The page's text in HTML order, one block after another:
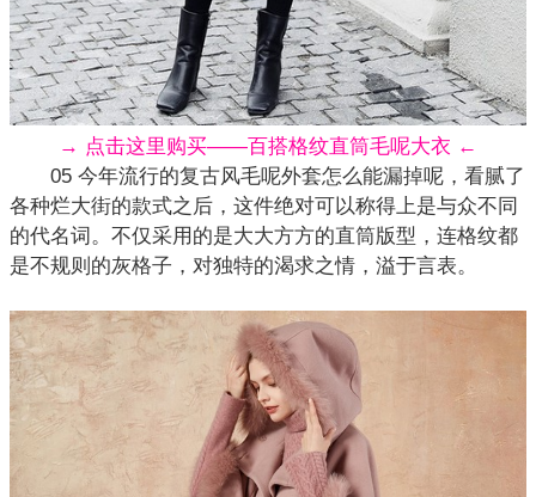
→ 点击这里购买——百搭格纹直筒毛呢大衣 ←
05 今年流行的复古风毛呢外套怎么能漏掉呢，看腻了
各种烂大街的款式之后，这件绝对可以称得上是与众不同
的代名词。不仅采用的是大大方方的直筒版型，连格纹都
是不规则的灰格子，对独特的渴求之情，溢于言表。